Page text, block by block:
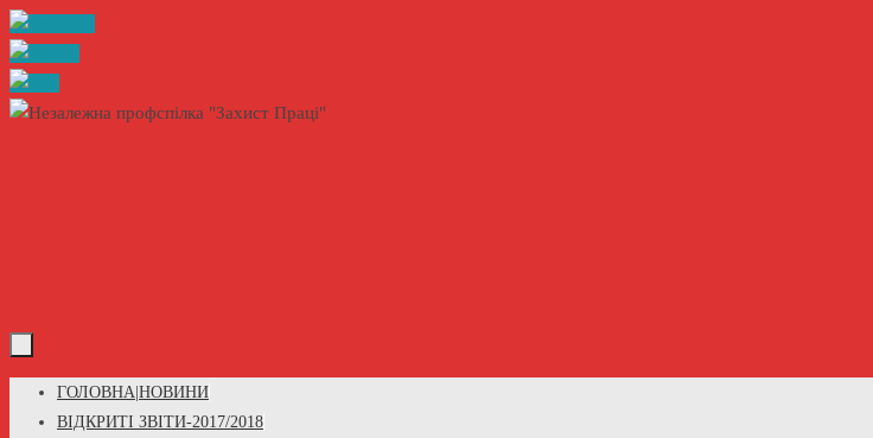
Skip
to
content
Skip
ГОЛОВНА|НОВИНИ
ВІДКРИТІ ЗВІТИ-2017/2018